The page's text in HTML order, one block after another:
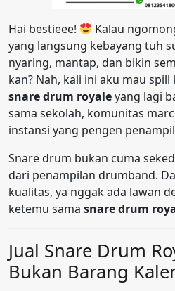
Hai bestieee!
Kalau
yang langsung kebayang tuh
nyaring, mantap, dan bikin
kan? Nah, kali ini aku mau
snare drum royaleyang lagi
sama sekolah, komunitas
instansi yang pengen
Snare drum bukan cuma
dari penampilan drumband.
kualitas, ya nggak ada lawan
ketemu sama snare drum
Jual Snare Drum
Bukan Barang